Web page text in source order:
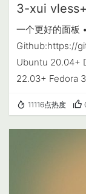
3-xui
定不墙！
一个更好的面板
Github:https://
Ubuntu 20.04+
22.03+ Fedora
OpenSUSE
11116点热度